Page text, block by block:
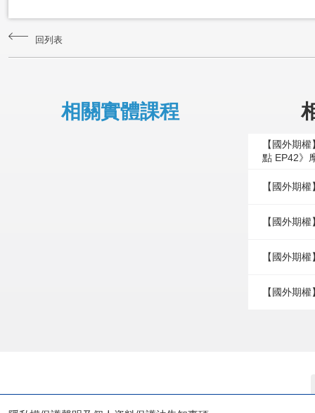
回列表
相關實體課程
【國外期
點 EP42》
【國外期
【國外期
【國外期
【國外期